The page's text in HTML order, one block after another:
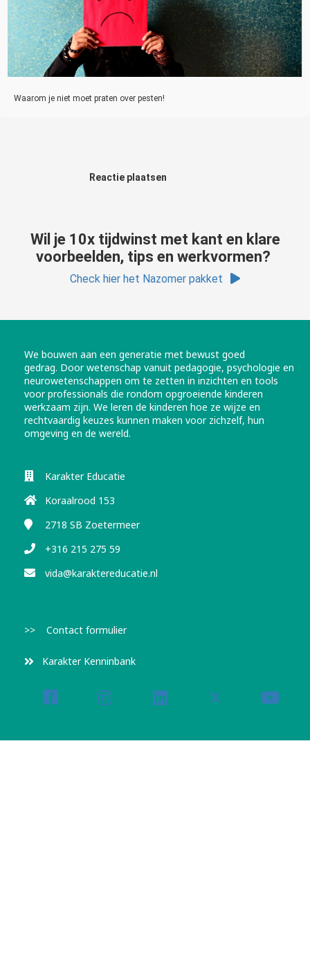
Waarom je niet moet praten over pesten!
Reactie plaatsen
Wil je 10x tijdwinst met kant en klare
voorbeelden, tips en werkvormen?
Check hier het Nazomer pakket
We bouwen aan een generatie met bewust goed
gedrag. Door wetenschap vanuit pedagogie, psychologie en
neurowetenschappen om te zetten in inzichten en tools
voor professionals die rondom opgroeiende kinderen
werkzaam zijn. We leren de kinderen hoe ze wijze en
rechtvaardig keuzes kunnen maken voor zichzelf, hun
omgeving en de wereld.
Karakter Educatie
Koraalrood 153
2718 SB Zoetermeer
+316 215 275 59
vida@karaktereducatie.nl
>> Contact formulier
Karakter Kenninbank